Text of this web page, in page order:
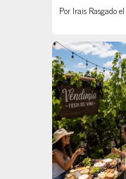
Por Irais Rasgadoel